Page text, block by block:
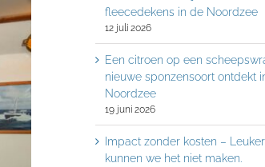
fleecedekens in de Noordzee
12 juli 2026
Een citroen op een
nieuwe sponzensoort ontdekt
Noordzee
19 juni 2026
Impact zonder kosten – Leuker
kunnen we het niet maken.